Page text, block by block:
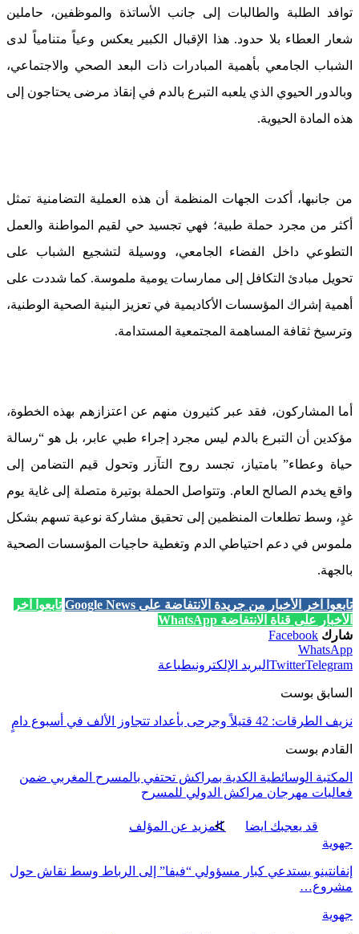
توافد الطلبة والطالبات إلى جانب الأساتذة والموظفين، حاملين
شعار العطاء بلا حدود. هذا الإقبال الكبير يعكس وعياً متنامياً لدى
الشباب الجامعي بأهمية المبادرات ذات البعد الصحي والاجتماعي،
وبالدور الحيوي الذي يلعبه التبرع بالدم في إنقاذ مرضى يحتاجون إلى
هذه المادة الحيوية.
من جانبها، أكدت الجهات المنظمة أن هذه العملية التضامنية تمثل
أكثر من مجرد حملة طبية؛ فهي تجسيد حي لقيم المواطنة والعمل
التطوعي داخل الفضاء الجامعي، ووسيلة لتشجيع الشباب على
تحويل مبادئ التكافل إلى ممارسات يومية ملموسة. كما شددت على
أهمية إشراك المؤسسات الأكاديمية في تعزيز البنية الصحية الوطنية،
وترسيخ ثقافة المساهمة المجتمعية المستدامة.
أما المشاركون، فقد عبر كثيرون منهم عن اعتزازهم بهذه الخطوة،
مؤكدين أن التبرع بالدم ليس مجرد إجراء طبي عابر، بل هو “رسالة
حياة وعطاء” بامتياز، تجسد روح التآزر وتحول قيم التضامن إلى
واقع يخدم الصالح العام. وتتواصل الحملة بوتيرة متصلة إلى غاية يوم
غدٍ، وسط تطلعات المنظمين إلى تحقيق مشاركة نوعية تسهم بشكل
ملموس في دعم احتياطي الدم وتغطية حاجيات المؤسسات الصحية
بالجهة.
تابعوا آخر الأخبار من جريدة الانتفاضة على Google News
تابعوا آخر
الأخبار على قناة الانتفاضة WhatsApp
شارك Facebook
WhatsApp
TwitterTelegram البريد الإلكترونيطباعة
السابق بوست
نزيف الطرقات: 42 قتيلاً وجرحى بأعداد تتجاوز الألف في أسبوع دامٍ
القادم بوست
المكتبة الوسائطية الكدية بمراكش تحتفي بالمسرح المغربي ضمن
فعاليات مهرجان مراكش الدولي للمسرح
قد يعجبك ايضا
المزيد عن المؤلف
جهوية
إنفانتينو يستدعي كبار مسؤولي “فيفا” إلى الرباط وسط نقاش حول
مشروع…
جهوية